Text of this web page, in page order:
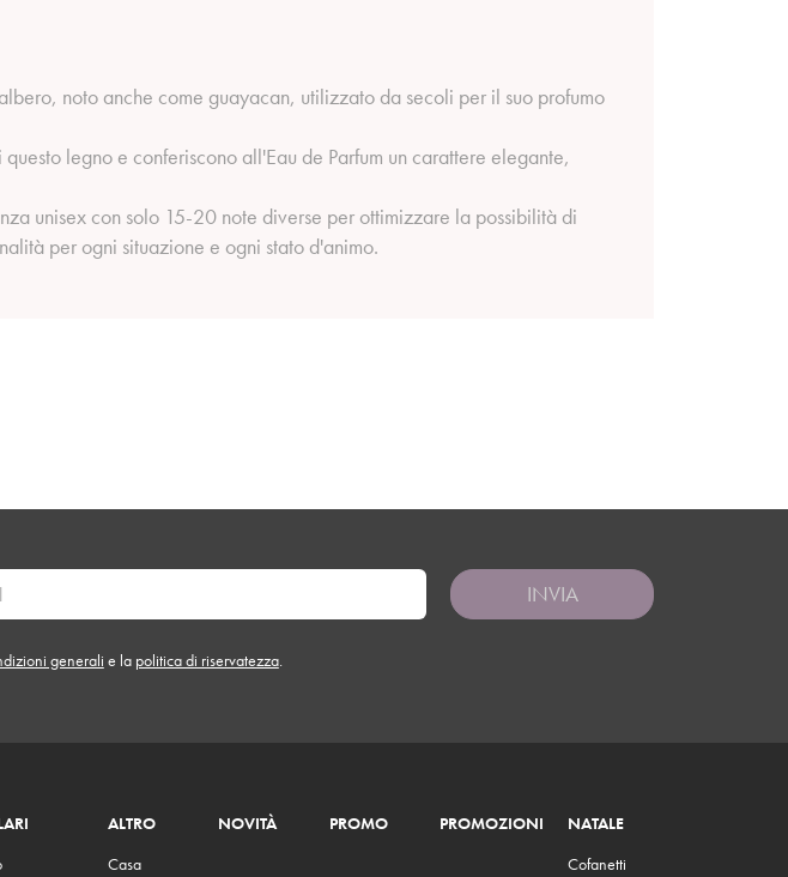
noto anche come guayacan, utilizzato da secoli per il suo profumo
legno e conferiscono all'Eau de Parfum un carattere elegante,
unisex con solo 15-20 note diverse per ottimizzare la possibilità di
per ogni situazione e ogni stato d'animo.
generali e la politica di riservatezza.
INVIA
ALTRO
Casa
NOVITÀ PROMO PROMOZIONI
NATALE
Cofanetti